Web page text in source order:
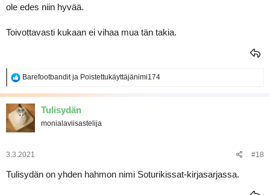
ole edes niin hyvää.
Toivottavasti kukaan ei vihaa mua tän takia.
R
a
k
t
i
o
:
Barefootbanditja Poistettukäyttäjänimi174
Tulisydän
monialaviisastelija
3.3.2021 #18
Tulisydän on yhden hahmon nimi Soturikissat-kirjasarjassa.